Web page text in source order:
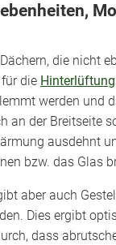
die nicht
die Hinterlüftung
werden und
an der Breitseite
ausdehnt
bzw. das Glas
aber auch
Dies ergibt
dass